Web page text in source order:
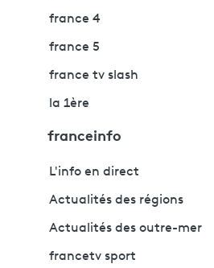
france 4
france 5
france tv slash
la 1ère
franceinfo
L'info en direct
Actualités des régions
Actualités des outre-mer
francetv sport